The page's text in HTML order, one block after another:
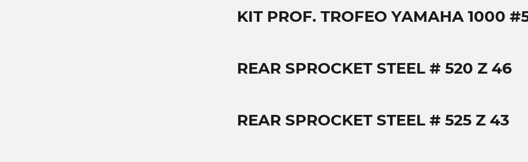
KIT PROF. TROFEO YAMAHA 1000
REAR SPROCKET STEEL # 520 Z 46
REAR SPROCKET STEEL # 525 Z 43